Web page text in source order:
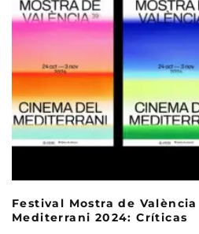
Festival Mostra de
Mediterrani 2024: Críticas